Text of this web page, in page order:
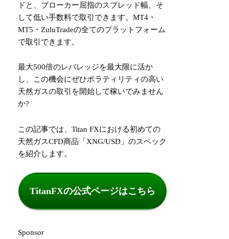
ドと、ブローカー屈指のスプレッド幅、そ
して低い手数料で取引できます。MT4・
MT5・ZuluTradeの全てのプラットフォーム
で取引できます。
最大500倍のレバレッジを最大限に活か
し、この機会にぜひボラティリティの高い
天然ガスの取引を開始して稼いでみません
か?
この記事では、Titan FXにおける初めての
天然ガスCFD商品「XNG/USD」のスペック
を紹介します。
TitanFXの公式ページはこちら
Sponsor